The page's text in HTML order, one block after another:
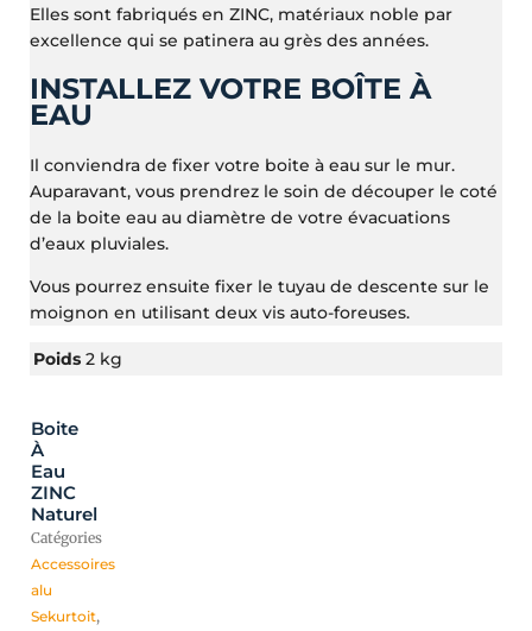
Elles sont fabriqués en ZINC, matériaux noble par
excellence qui se patinera au grès des années.
INSTALLEZ VOTRE BOÎTE À
EAU
Il conviendra de fixer votre boite à eau sur le mur.
Auparavant, vous prendrez le soin de découper le coté
de la boite eau au diamètre de votre évacuations
d’eaux pluviales.
Vous pourrez ensuite fixer le tuyau de descente sur le
moignon en utilisant deux vis auto-foreuses.
Poids 2 kg
Boite
À
Eau
ZINC
Naturel
Catégories
Accessoires
alu
Sekurtoit,